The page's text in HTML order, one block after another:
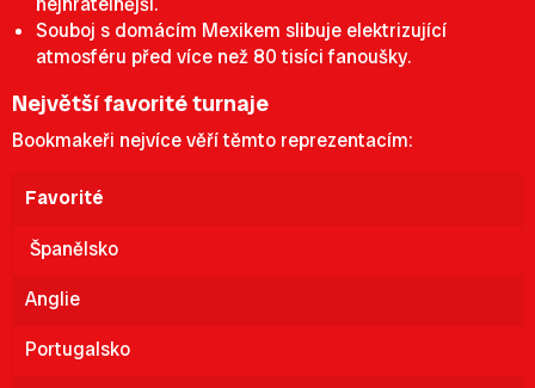
Souboj s domácím Mexikem slibuje elektrizující
atmosféru před více než 80 tisíci fanoušky.
Největší favorité turnaje
Bookmakeři nejvíce věří těmto reprezentacím:
Favorité
Španělsko
Anglie
Portugalsko